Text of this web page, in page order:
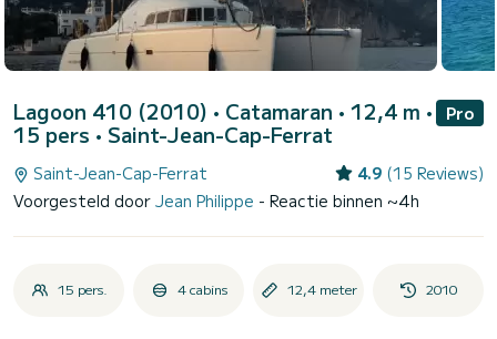
Lagoon 410 (2010) • Catamaran • 12,4 m •
15 pers • Saint-Jean-Cap-Ferrat
Pro
Saint-Jean-Cap-Ferrat 4.9 (15 Reviews)
Voorgesteld door Jean Philippe - Reactie binnen ~4h
15 pers. 4 cabins 12,4 meter 2010